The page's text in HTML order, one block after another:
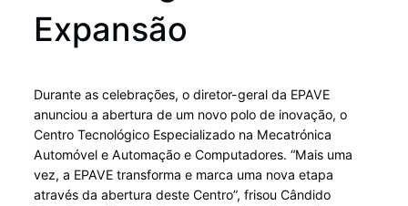
Expansão
Durante as celebrações, o diretor-geral da EPAVE
anunciou a abertura de um novo polo de inovação, o
Centro Tecnológico Especializado na Mecatrónica
Automóvel e Automação e Computadores. “Mais uma
vez, a EPAVE transforma e marca uma nova etapa
através da abertura deste Centro”, frisou Cândido